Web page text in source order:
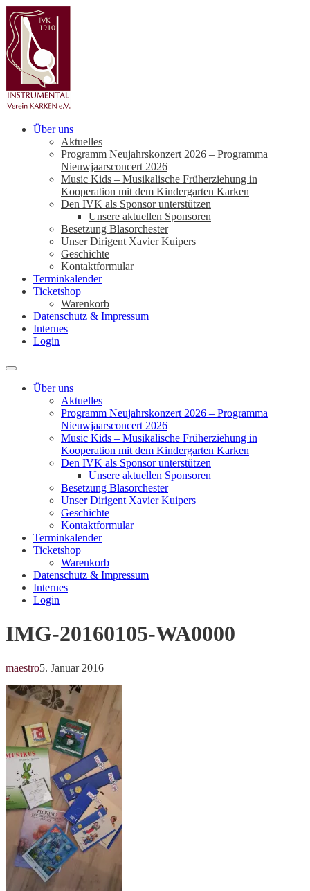
Über uns
Aktuelles
Programm Neujahrskonzert 2026 – Programma
Nieuwjaarsconcert 2026
Music Kids – Musikalische Früherziehung in
Kooperation mit dem Kindergarten Karken
Den IVK als Sponsor unterstützen
Unsere aktuellen Sponsoren
Besetzung Blasorchester
Unser Dirigent Xavier Kuipers
Geschichte
Kontaktformular
Terminkalender
Ticketshop
Warenkorb
Datenschutz & Impressum
Internes
Login
Über uns
Aktuelles
Programm Neujahrskonzert 2026 – Programma
Nieuwjaarsconcert 2026
Music Kids – Musikalische Früherziehung in
Kooperation mit dem Kindergarten Karken
Den IVK als Sponsor unterstützen
Unsere aktuellen Sponsoren
Besetzung Blasorchester
Unser Dirigent Xavier Kuipers
Geschichte
Kontaktformular
Terminkalender
Ticketshop
Warenkorb
Datenschutz & Impressum
Internes
Login
IMG-20160105-WA0000
maestro5. Januar 2016